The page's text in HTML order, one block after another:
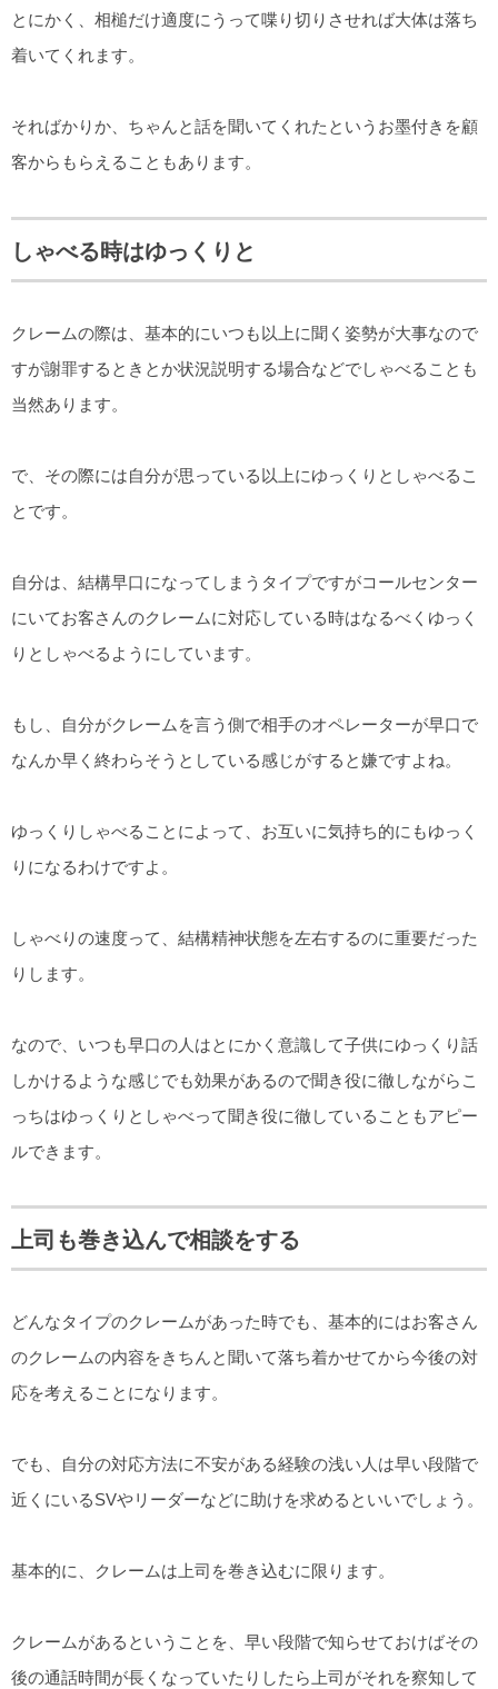
とにかく、相槌だけ適度にうって喋り切りさせれば大体は落ち
着いてくれます。
そればかりか、ちゃんと話を聞いてくれたというお墨付きを顧
客からもらえることもあります。
しゃべる時はゆっくりと
クレームの際は、基本的にいつも以上に聞く姿勢が大事なので
すが謝罪するときとか状況説明する場合などでしゃべることも
当然あります。
で、その際には自分が思っている以上にゆっくりとしゃべるこ
とです。
自分は、結構早口になってしまうタイプですがコールセンター
にいてお客さんのクレームに対応している時はなるべくゆっく
りとしゃべるようにしています。
もし、自分がクレームを言う側で相手のオペレーターが早口で
なんか早く終わらそうとしている感じがすると嫌ですよね。
ゆっくりしゃべることによって、お互いに気持ち的にもゆっく
りになるわけですよ。
しゃべりの速度って、結構精神状態を左右するのに重要だった
りします。
なので、いつも早口の人はとにかく意識して子供にゆっくり話
しかけるような感じでも効果があるので聞き役に徹しながらこ
っちはゆっくりとしゃべって聞き役に徹していることもアピー
ルできます。
上司も巻き込んで相談をする
どんなタイプのクレームがあった時でも、基本的にはお客さん
のクレームの内容をきちんと聞いて落ち着かせてから今後の対
応を考えることになります。
でも、自分の対応方法に不安がある経験の浅い人は早い段階で
近くにいるSVやリーダーなどに助けを求めるといいでしょう。
基本的に、クレームは上司を巻き込むに限ります。
クレームがあるということを、早い段階で知らせておけばその
後の通話時間が長くなっていたりしたら上司がそれを察知して